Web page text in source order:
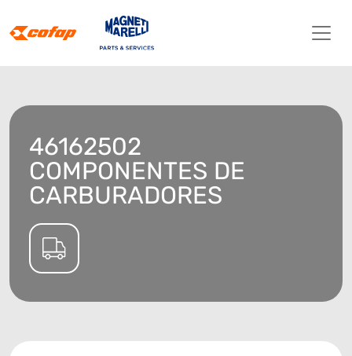
46162502
COMPONENTES DE
CARBURADORES